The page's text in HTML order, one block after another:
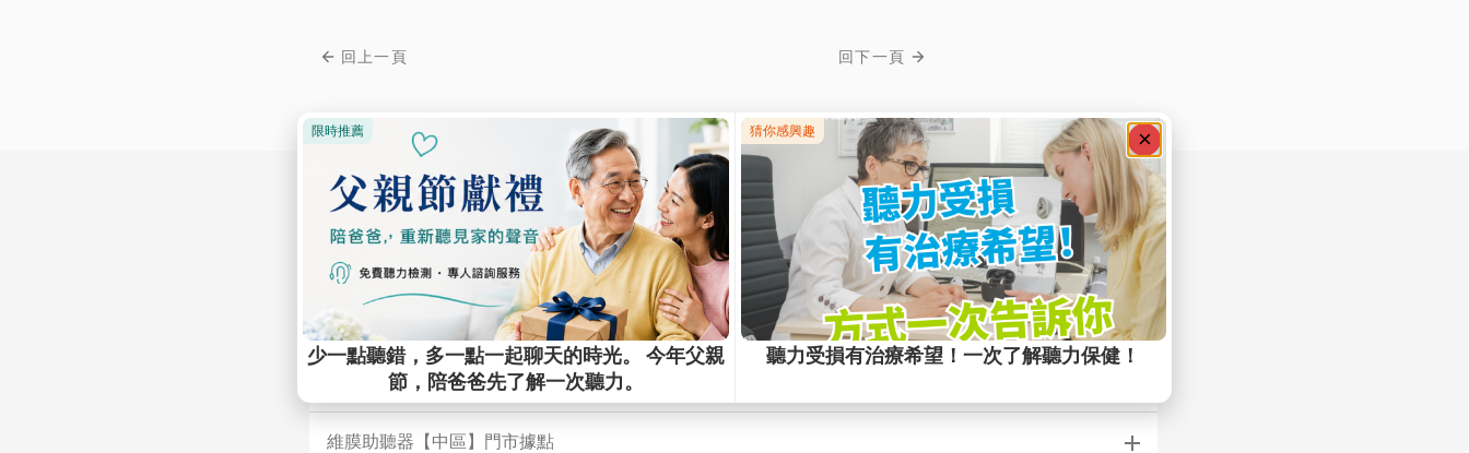
回上一頁 回下一頁
常見問題
維膜助聽器【台北】門市據點
維膜助聽器【新北】門市據點
維膜助聽器【中區】門市據點